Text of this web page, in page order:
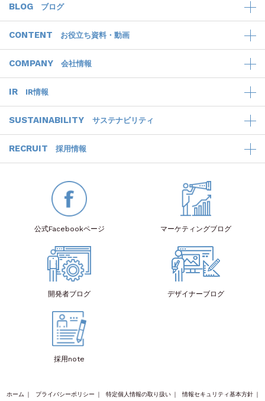
BLOG ブログ
CONTENT お役立ち資料・動画
COMPANY 会社情報
IR IR情報
SUSTAINABILITY サステナビリティ
RECRUIT 採用情報
公式Facebookページ マーケティングブログ
開発者ブログ デザイナーブログ
採用note
ホーム ｜ プライバシーポリシー ｜ 特定個人情報の取り扱い ｜ 情報セキュリティ基本方針 ｜